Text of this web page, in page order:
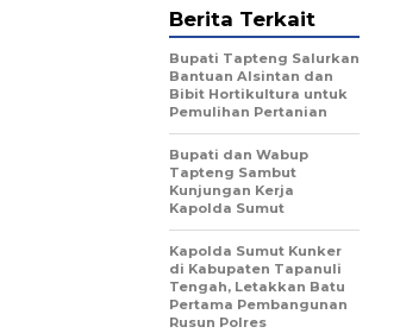
Berita Terkait
Bupati Tapteng Salurkan
Bantuan Alsintan dan
Bibit Hortikultura untuk
Pemulihan Pertanian
Bupati dan Wabup
Tapteng Sambut
Kunjungan Kerja
Kapolda Sumut
Kapolda Sumut Kunker
di Kabupaten Tapanuli
Tengah, Letakkan Batu
Pertama Pembangunan
Rusun Polres